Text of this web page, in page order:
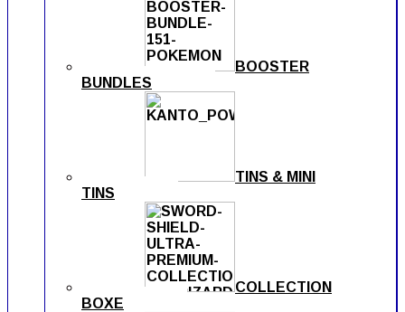
BOOSTER
BUNDLES
TINS & MINI
TINS
COLLECTION
BOXE